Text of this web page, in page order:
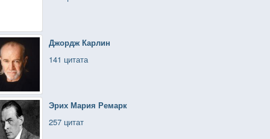
Джордж Карлин
141 цитата
Эрих Мария Ремарк
257 цитат